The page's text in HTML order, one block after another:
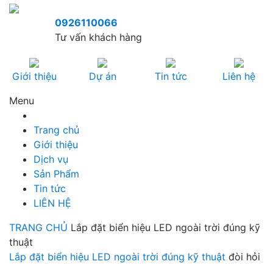
0926110066
Tư vấn khách hàng
Giới thiệu Dự án Tin tức
Liên hệ
Menu
Trang chủ
Giới thiệu
Dịch vụ
Sản Phẩm
Tin tức
LIÊN HỆ
TRANG CHỦ Lắp đặt biển hiệu LED ngoài trời đúng kỹ
thuật
Lắp đặt biển hiệu LED ngoài trời đúng kỹ thuật đòi hỏi